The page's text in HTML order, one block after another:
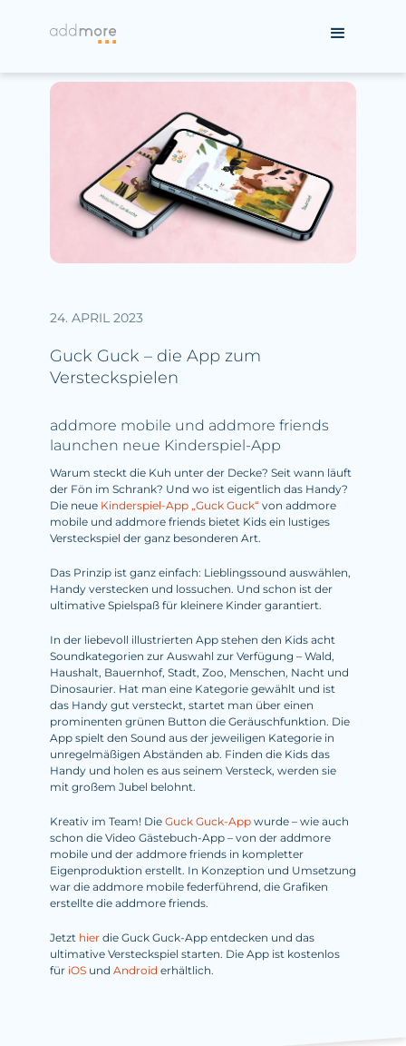
24. APRIL 2023
Guck Guck – die App zum
Versteckspielen
addmore mobile und addmore friends
launchen neue Kinderspiel-App
Warum steckt die Kuh unter der Decke? Seit wann läuft
der Fön im Schrank? Und wo ist eigentlich das Handy?
Die neue Kinderspiel-App „Guck Guck“ von addmore
mobile und addmore friends bietet Kids ein lustiges
Versteckspiel der ganz besonderen Art.
Das Prinzip ist ganz einfach: Lieblingssound auswählen,
Handy verstecken und lossuchen. Und schon ist der
ultimative Spielspaß für kleinere Kinder garantiert.
In der liebevoll illustrierten App stehen den Kids acht
Soundkategorien zur Auswahl zur Verfügung – Wald,
Haushalt, Bauernhof, Stadt, Zoo, Menschen, Nacht und
Dinosaurier. Hat man eine Kategorie gewählt und ist
das Handy gut versteckt, startet man über einen
prominenten grünen Button die Geräuschfunktion. Die
App spielt den Sound aus der jeweiligen Kategorie in
unregelmäßigen Abständen ab. Finden die Kids das
Handy und holen es aus seinem Versteck, werden sie
mit großem Jubel belohnt.
Kreativ im Team! Die Guck Guck-Appwurde – wie auch
schon die Video Gästebuch-App – von der addmore
mobile und der addmore friends in kompletter
Eigenproduktion erstellt. In Konzeption und Umsetzung
war die addmore mobile federführend, die Grafiken
erstellte die addmore friends.
Jetzt hier die Guck Guck-App entdecken und das
ultimative Versteckspiel starten. Die App ist kostenlos
für iOS und Android erhältlich.